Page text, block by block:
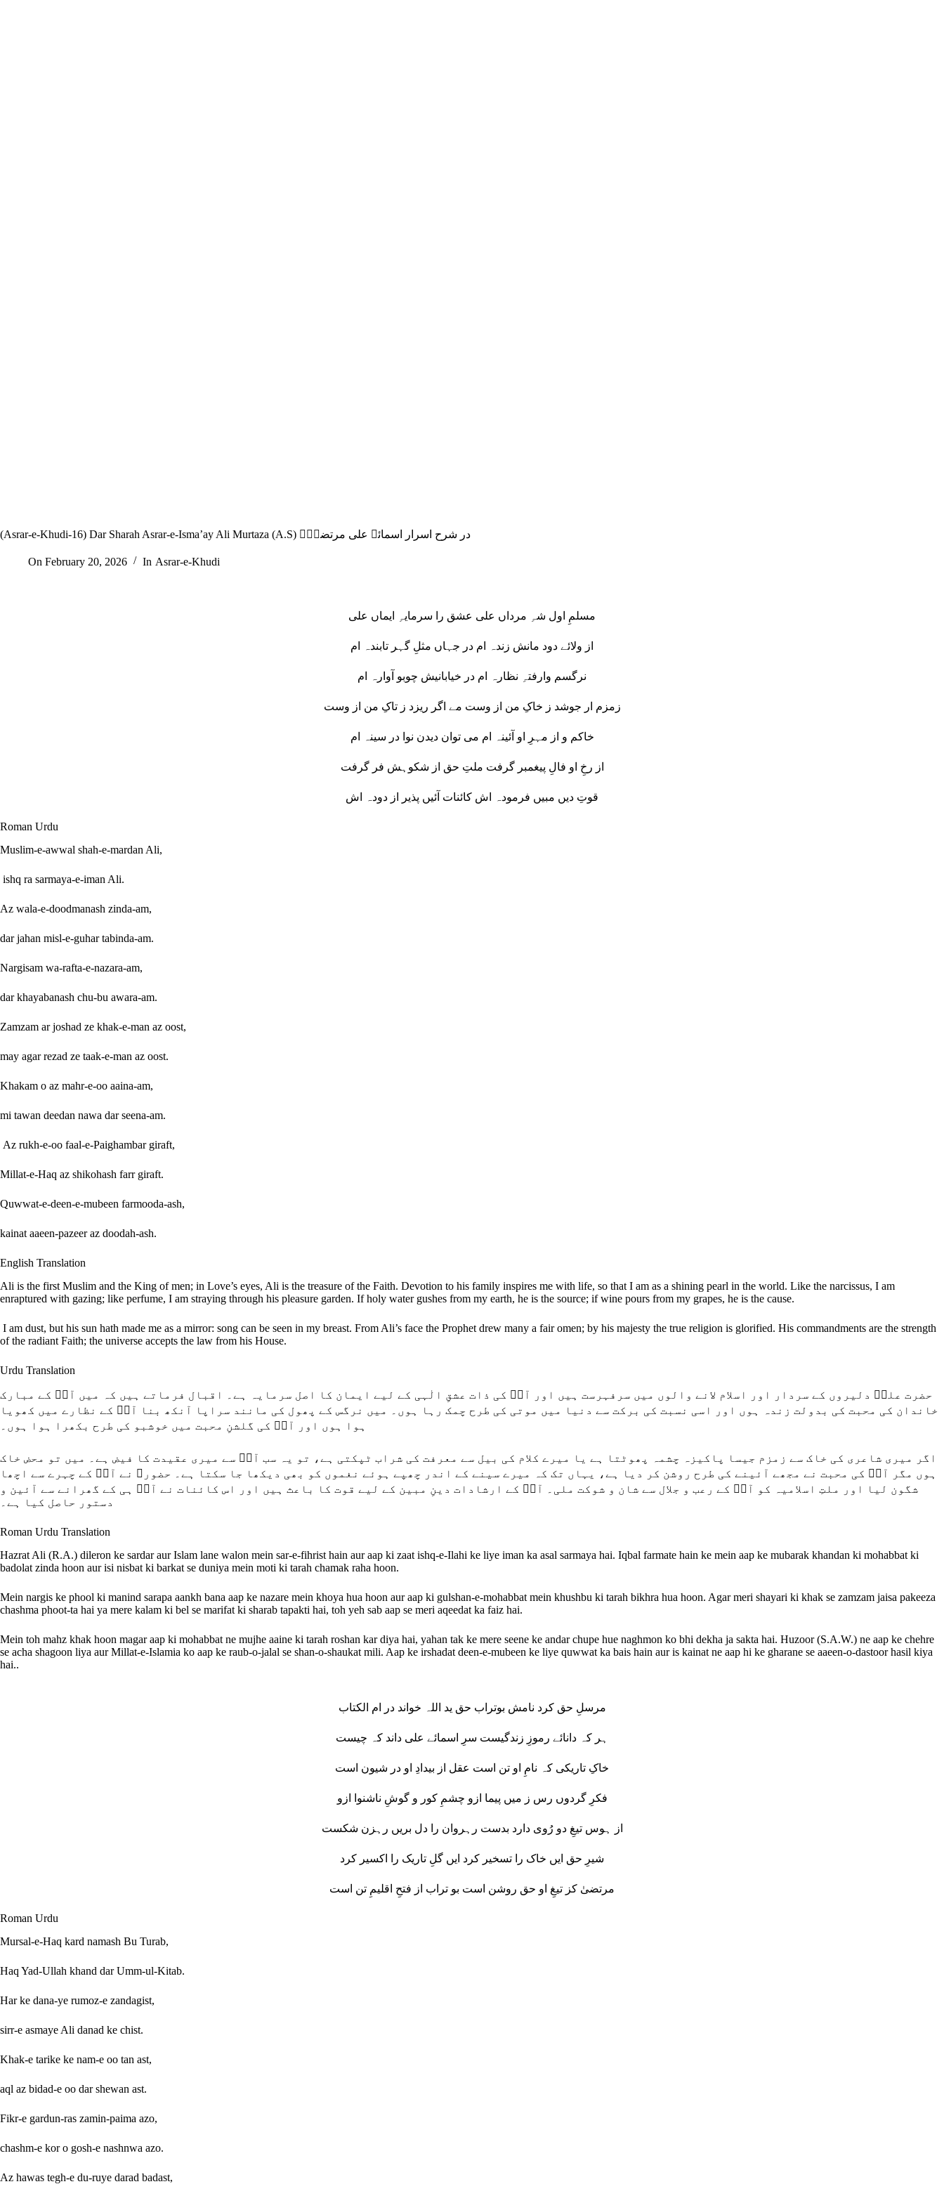
(Asrar-e-Khudi-16) Dar Sharah Asrar-e-Isma’ay Ali Murtaza (A.S) در شرح اسرار اسمائے علی مرتضیٰؓ
On February 20, 2026 In Asrar-e-Khudi
مسلمِ اول شہِ مرداں علی عشق را سرمایہِ ایماں علی
از ولائے دود مانش زندہ ام در جہاں مثلِ گہر تابندہ ام
نرگسم وارفتہِ نظارہ ام در خیابانیش چوبو آوارہ ام
زمزم ار جوشد ز خاکِ من از وست مے اگر ریزد ز تاکِ من از وست
خاکم و از مہرِ او آئینہ ام می توان دیدن نوا در سینہ ام
از رخِ او فالِ پیغمبر گرفت ملتِ حق از شکوہش فر گرفت
قوتِ دیں مبیں فرمودہ اش کائنات آئیں پذیر از دودہ اش
Roman Urdu
Muslim-e-awwal shah-e-mardan Ali,
ishq ra sarmaya-e-iman Ali.
Az wala-e-doodmanash zinda-am,
dar jahan misl-e-guhar tabinda-am.
Nargisam wa-rafta-e-nazara-am,
dar khayabanash chu-bu awara-am.
Zamzam ar joshad ze khak-e-man az oost,
may agar rezad ze taak-e-man az oost.
Khakam o az mahr-e-oo aaina-am,
mi tawan deedan nawa dar seena-am.
Az rukh-e-oo faal-e-Paighambar giraft,
Millat-e-Haq az shikohash farr giraft.
Quwwat-e-deen-e-mubeen farmooda-ash,
kainat aaeen-pazeer az doodah-ash.
English Translation
Ali is the first Muslim and the King of men; in Love’s eyes, Ali is the treasure of the Faith. Devotion to his family inspires me with life, so that I am as a shining pearl in the world. Like the narcissus, I am
enraptured with gazing; like perfume, I am straying through his pleasure garden. If holy water gushes from my earth, he is the source; if wine pours from my grapes, he is the cause.
I am dust, but his sun hath made me as a mirror: song can be seen in my breast. From Ali’s face the Prophet drew many a fair omen; by his majesty the true religion is glorified. His commandments are the strength
of the radiant Faith; the universe accepts the law from his House.
Urdu Translation
حضرت علیؓ دلیروں کے سردار اور اسلام لانے والوں میں سرفہرست ہیں اور آپؓ کی ذات عشقِ الٰہی کے لیے ایمان کا اصل سرمایہ ہے۔ اقبال فرماتے ہیں کہ میں آپؓ کے مبارک
خاندان کی محبت کی بدولت زندہ ہوں اور اسی نسبت کی برکت سے دنیا میں موتی کی طرح چمک رہا ہوں۔ میں نرگس کے پھول کی مانند سراپا آنکھ بنا آپؓ کے نظارے میں کھویا
اگر میری شاعری کی خاک سے زمزم جیسا پاکیزہ چشمہ پھوٹتا ہے یا میرے کلام کی بیل سے معرفت کی شراب ٹپکتی ہے، تو یہ سب آپؓ سے میری عقیدت کا فیض ہے۔ میں تو محض خاک
ہوں مگر آپؓ کی محبت نے مجھے آئینے کی طرح روشن کر دیا ہے، یہاں تک کہ میرے سینے کے اندر چھپے ہوئے نغموں کو بھی دیکھا جا سکتا ہے۔ حضورﷺ نے آپؓ کے چہرے سے اچھا
شگون لیا اور ملتِ اسلامیہ کو آپؓ کے رعب و جلال سے شان و شوکت ملی۔ آپؓ کے ارشادات دینِ مبین کے لیے قوت کا باعث ہیں اور اس کائنات نے آپؓ ہی کے گھرانے سے آئین و
دستور حاصل کیا ہے۔
Roman Urdu Translation
Hazrat Ali (R.A.) dileron ke sardar aur Islam lane walon mein sar-e-fihrist hain aur aap ki zaat ishq-e-Ilahi ke liye iman ka asal sarmaya hai. Iqbal farmate hain ke mein aap ke mubarak khandan ki mohabbat ki
badolat zinda hoon aur isi nisbat ki barkat se duniya mein moti ki tarah chamak raha hoon.
Mein nargis ke phool ki manind sarapa aankh bana aap ke nazare mein khoya hua hoon aur aap ki gulshan-e-mohabbat mein khushbu ki tarah bikhra hua hoon. Agar meri shayari ki khak se zamzam jaisa pakeeza
chashma phoot-ta hai ya mere kalam ki bel se marifat ki sharab tapakti hai, toh yeh sab aap se meri aqeedat ka faiz hai.
Mein toh mahz khak hoon magar aap ki mohabbat ne mujhe aaine ki tarah roshan kar diya hai, yahan tak ke mere seene ke andar chupe hue naghmon ko bhi dekha ja sakta hai. Huzoor (S.A.W.) ne aap ke chehre
se acha shagoon liya aur Millat-e-Islamia ko aap ke raub-o-jalal se shan-o-shaukat mili. Aap ke irshadat deen-e-mubeen ke liye quwwat ka bais hain aur is kainat ne aap hi ke gharane se aaeen-o-dastoor hasil kiya
hai..
مرسلِ حق کرد نامش بوتراب حق ید اللہ خواند در ام الکتاب
ہر کہ دانائے رموزِ زندگیست سرِ اسمائے علی داند کہ چیست
خاکِ تاریکی کہ نامِ او تن است عقل از بیدادِ او در شیون است
فکرِ گردوں رس ز میں پیما ازو چشمِ کور و گوشِ ناشنوا ازو
از ہوس تیغِ دو رُوی دارد بدست رہروان را دل بریں رہزن شکست
شیرِ حق ایں خاک را تسخیر کرد ایں گلِ تاریک را اکسیر کرد
مرتضیٰ کز تیغِ او حق روشن است بو تراب از فتحِ اقلیمِ تن است
Roman Urdu
Mursal-e-Haq kard namash Bu Turab,
Haq Yad-Ullah khand dar Umm-ul-Kitab.
Har ke dana-ye rumoz-e zandagist,
sirr-e asmaye Ali danad ke chist.
Khak-e tarike ke nam-e oo tan ast,
aql az bidad-e oo dar shewan ast.
Fikr-e gardun-ras zamin-paima azo,
chashm-e kor o gosh-e nashnwa azo.
Az hawas tegh-e du-ruye darad badast,